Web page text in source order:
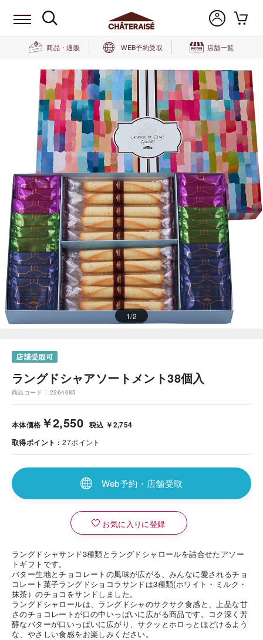
商品・通販 WEB予約受取 店舗一覧
1/2
ラングドシャアソートメント38個入
商品コード 2264685
本体価格 ￥2,550 税込 ￥2,754
取得ポイント
27ポイント
Web予約・店舗受取
お気に入りに登録
ラングドシャサンド3種類とラングドシャロールを詰合せたアソー
トギフトです。
バター生地とチョコレートの風味が広がる、みんなに愛されるチョ
コレート菓子ラングドショコラサンドは3種類(ホワイト・ミルク・
抹茶）のチョコをサンドしました。
ラングドシャロールは、ラングドシャのサクサク食感と、上品な甘
さのチョコレートが口の中いっぱいに広がる商品です。コク深く芳
醇なバターが口いっぱいに広がり、サクッとホロっとほどけるよう
な、やさしい食感をお楽しみください。